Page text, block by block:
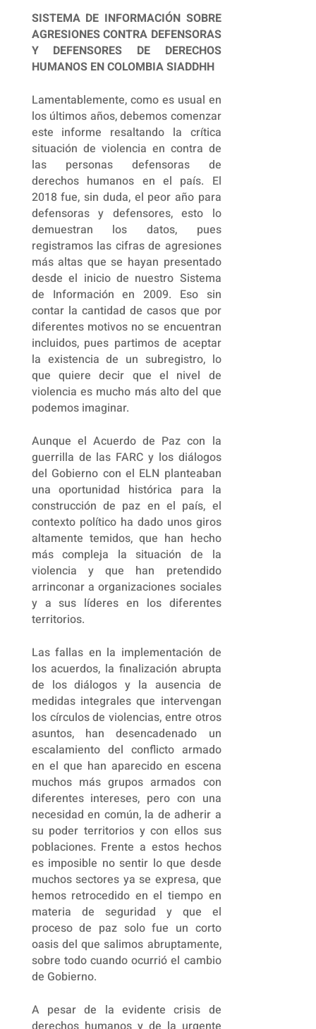
SISTEMA DE INFORMACIÓN SOBRE
AGRESIONES CONTRA DEFENSORAS
Y DEFENSORES DE DERECHOS
HUMANOS EN COLOMBIA SIADDHH
Lamentablemente, como es usual en
los últimos años, debemos comenzar
este informe resaltando la crítica
situación de violencia en contra de
las personas defensoras de
derechos humanos en el país. El
2018 fue, sin duda, el peor año para
defensoras y defensores, esto lo
demuestran los datos, pues
registramos las cifras de agresiones
más altas que se hayan presentado
desde el inicio de nuestro Sistema
de Información en 2009. Eso sin
contar la cantidad de casos que por
diferentes motivos no se encuentran
incluidos, pues partimos de aceptar
la existencia de un subregistro, lo
que quiere decir que el nivel de
violencia es mucho más alto del que
podemos imaginar.
Aunque el Acuerdo de Paz con la
guerrilla de las FARC y los diálogos
del Gobierno con el ELN planteaban
una oportunidad histórica para la
construcción de paz en el país, el
contexto político ha dado unos giros
altamente temidos, que han hecho
más compleja la situación de la
violencia y que han pretendido
arrinconar a organizaciones sociales
y a sus líderes en los diferentes
territorios.
Las fallas en la implementación de
los acuerdos, la finalización abrupta
de los diálogos y la ausencia de
medidas integrales que intervengan
los círculos de violencias, entre otros
asuntos, han desencadenado un
escalamiento del conflicto armado
en el que han aparecido en escena
muchos más grupos armados con
diferentes intereses, pero con una
necesidad en común, la de adherir a
su poder territorios y con ellos sus
poblaciones. Frente a estos hechos
es imposible no sentir lo que desde
muchos sectores ya se expresa, que
hemos retrocedido en el tiempo en
materia de seguridad y que el
proceso de paz solo fue un corto
oasis del que salimos abruptamente,
sobre todo cuando ocurrió el cambio
de Gobierno.
A pesar de la evidente crisis de